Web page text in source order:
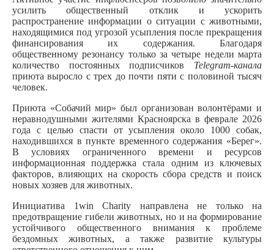
усилить общественный отклик и ускорить
распространение информации о ситуации с животными,
находящимися под угрозой усыпления после прекращения
финансирования их содержания. Благодаря
общественному резонансу только за четыре недели марта
количество постоянных подписчиков Telegram-канала
приюта выросло с трех до почти пяти с половиной тысяч
человек.
Приюта «Собачий мир» был организован волонтёрами и
неравнодушными жителями Красноярска в феврале 2026
года с целью спасти от усыпления около 1000 собак,
находившихся в пункте временного содержания «Берег».
В условиях ограниченного времени и ресурсов
информационная поддержка стала одним из ключевых
факторов, влияющих на скорость сбора средств и поиск
новых хозяев для животных.
Инициатива 1win Charity направлена не только на
предотвращение гибели животных, но и на формирование
устойчивого общественного внимания к проблеме
бездомных животных, а также развитие культуры